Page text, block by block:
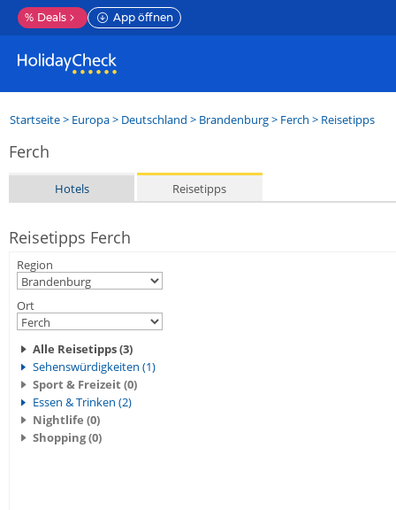
% Deals App öffnen
Startseite> Europa> Deutschland > Brandenburg> Ferch > Reisetipps
Ferch
Hotels Reisetipps
Reisetipps Ferch
Region
Ort
Alle Reisetipps (3)
Sehenswürdigkeiten (1)
Sport & Freizeit (0)
Essen & Trinken (2)
Nightlife (0)
Shopping (0)